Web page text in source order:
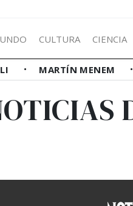
CULTURA CIENCIA
MARTÍN MENEM